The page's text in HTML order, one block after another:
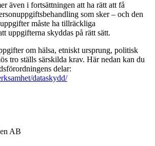
även i fortsättningen att ha rätt att få
som sker – och den
måste ha tillräckliga
uppgifterna skyddas på rätt sätt.
om hälsa, etniskt ursprung, politisk
tro ställs särskilda krav. Här nedan kan du
delar:
dataskydd/
AB